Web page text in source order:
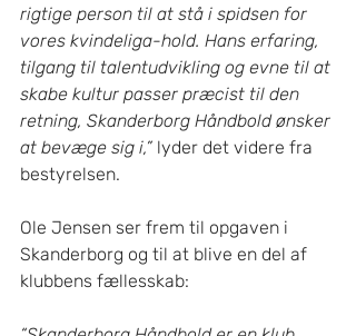
rigtige person til at stå i spidsen for
vores kvindeliga-hold. Hans erfaring,
tilgang til talentudvikling og evne til at
skabe kultur passer præcist til den
retning, Skanderborg Håndbold ønsker
at bevæge sig i,” lyder det videre fra
bestyrelsen.
Ole Jensen ser frem til opgaven i
Skanderborg og til at blive en del af
klubbens fællesskab: